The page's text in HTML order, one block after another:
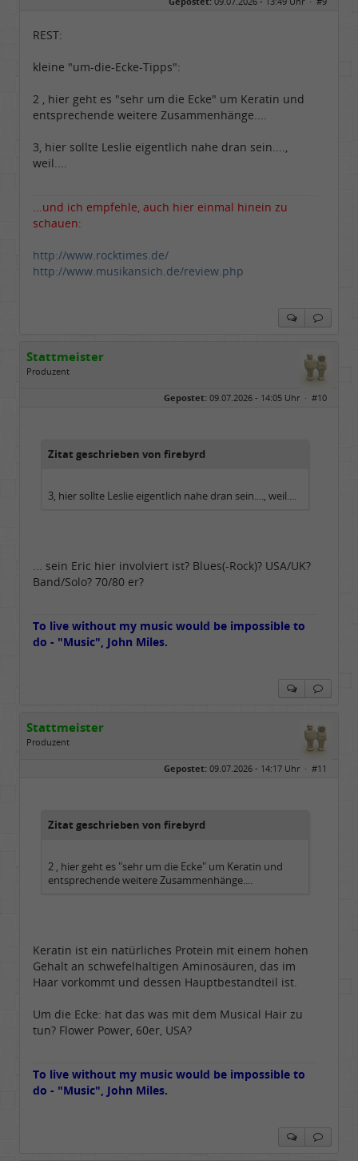
Hausgeburt (Ausgeburt?)
REST:
kleine "um-die-Ecke-Tipps":
2 , hier geht es "sehr um die Ecke" um Keratin und
entsprechende weitere Zusammenhänge....
3, hier sollte Leslie eigentlich nahe dran sein....,
weil....
...und ich empfehle, auch hier einmal hinein zu
schauen:
http://www.rocktimes.de/
http://www.musikansich.de/review.php
Stattmeister
Produzent
Gepostet: 09.07.2026 - 14:05 Uhr · #10
Zitat geschrieben von firebyrd
3, hier sollte Leslie eigentlich nahe dran sein...., weil....
... sein Eric hier involviert ist? Blues(-Rock)? USA/UK?
Band/Solo? 70/80 er?
To live without my music would be impossible to
do - "Music", John Miles.
Stattmeister
Produzent
Gepostet: 09.07.2026 - 14:17 Uhr · #11
Zitat geschrieben von firebyrd
2 , hier geht es "sehr um die Ecke" um Keratin und
entsprechende weitere Zusammenhänge....
Keratin ist ein natürliches Protein mit einem hohen
Gehalt an schwefelhaltigen Aminosäuren, das im
Haar vorkommt und dessen Hauptbestandteil ist.
Um die Ecke: hat das was mit dem Musical Hair zu
tun? Flower Power, 60er, USA?
To live without my music would be impossible to
do - "Music", John Miles.